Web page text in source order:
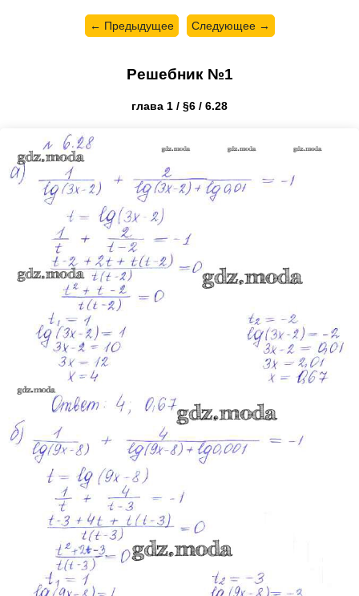
← Предыдущее Следующее →
Решебник №1
глава 1 / §6 / 6.28